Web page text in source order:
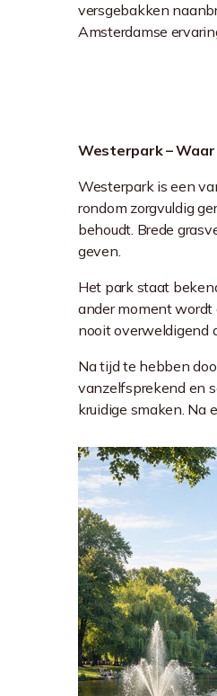
versgebakken
Amsterdamse
Westerpark –
Westerpark is een
rondom zorgvuldig
behoudt. Brede
geven.
Het park staat
ander moment
nooit overweldigend
Na tijd te hebben
vanzelfsprekend en
kruidige smaken. Na